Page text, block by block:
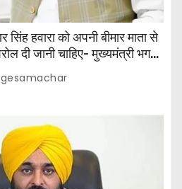
हवारा को अपनी बीमार माता से
दी जानी चाहिए- मुख्यमंत्री भगवंत